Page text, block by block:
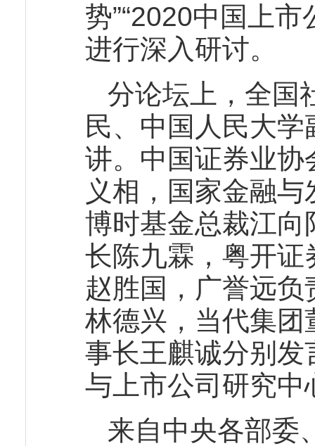
势”“2020中国上
进行深入研讨。
分论坛上，全国
民、中国人民大
讲。中国证券业
义相，国家金融
博时基金总裁江
长陈九霖，粤开
赵胜国，广誉远
林德兴，当代集
事长王麒诚分别
与上市公司研究
来自中央各部委